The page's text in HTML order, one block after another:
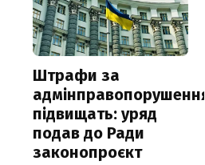
Штрафи за
адмінправопорушення
підвищать: уряд
подав до Ради
законопроєкт